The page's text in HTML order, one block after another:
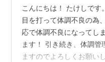
こんにちは！ たけしです
目を打って体調不良の為
応で体調不良になってし
ます！ 引き続き、体調管
ますのでよろしくお願い